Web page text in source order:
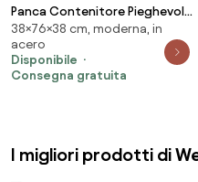
Panca Contenitore Pieghevole
67L 76x38x38cm Rivestimento
Effetto Velluto Bianco Crema...
38×76×38 cm, moderna, in
acero
Disponibile
Consegna gratuita
I migliori prodotti di